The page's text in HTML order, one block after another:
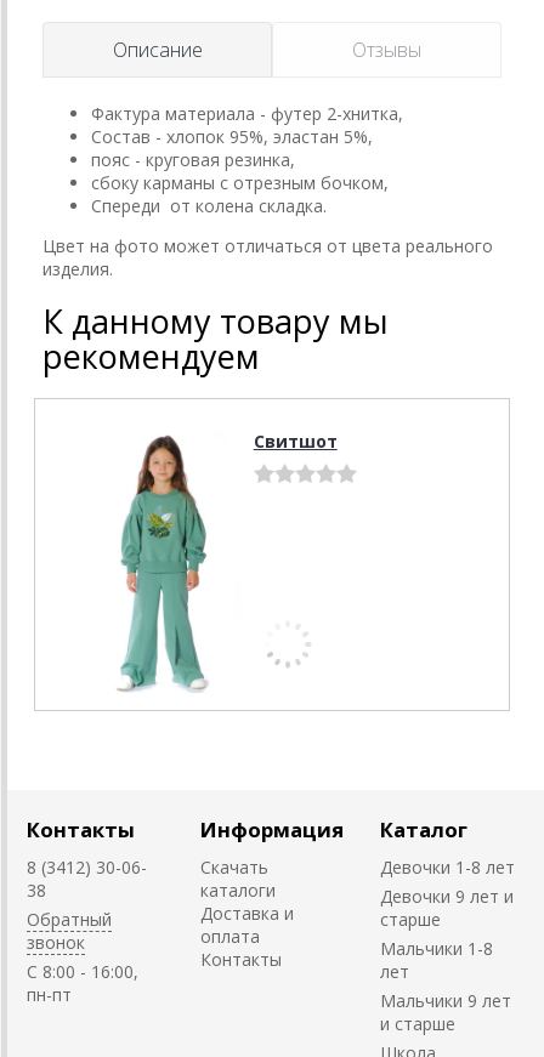
Описание Отзывы
Фактура материала - футер 2-хнитка,
Состав - хлопок 95%, эластан 5%,
пояс - круговая резинка,
сбоку карманы с отрезным бочком,
Спереди от колена складка.
Цвет на фото может отличаться от цвета реального
изделия.
К данному товару мы
рекомендуем
Свитшот
Контакты
8 (3412) 30-06-
38
Обратный
звонок
C 8:00 - 16:00,
пн-пт
Информация
Скачать
каталоги
Доставка и
оплата
Контакты
Каталог
Девочки 1-8 лет
Девочки 9 лет и
старше
Мальчики 1-8
лет
Мальчики 9 лет
и старше